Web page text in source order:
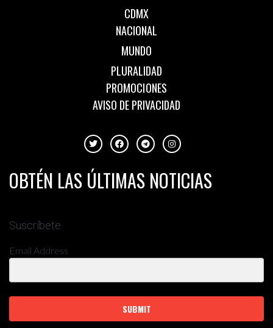
CDMX
NACIONAL
MUNDO
PLURALIDAD
PROMOCIONES
AVISO DE PRIVACIDAD
OBTÉN LAS ÚLTIMAS NOTICIAS
Suscríbete
Email Address
SUBMIT